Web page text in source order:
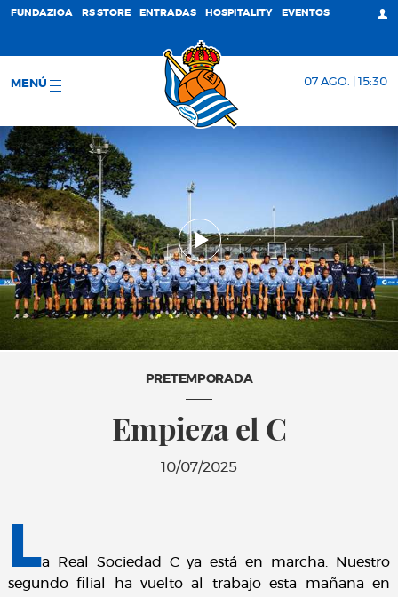
FUNDAZIOA RS STORE ENTRADAS HOSPITALITY EVENTOS
MENÚ 07 AGO. | 15:30
PRETEMPORADA
Empieza el C
10/07/2025
La Real Sociedad C ya está en marcha. Nuestro
segundo filial ha vuelto al trabajo esta mañana en